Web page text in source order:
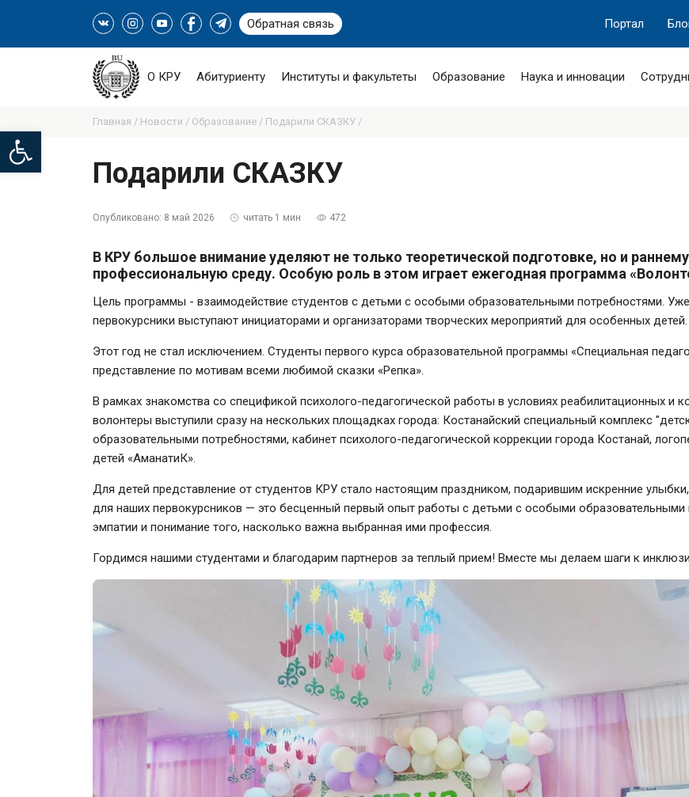
Open toolbar
Обратная связь Портал
О КРУ Абитуриенту Институты и факультеты Образование Наука и инновации
Главная / Новости / Образование / Подарили СКАЗКУ /
Подарили СКАЗКУ
Опубликовано: 8 май 2026 читать 1 мин 472
В КРУ большое внимание уделяют не только теоретической подготовке, но и
профессиональную среду. Особую роль в этом играет ежегодная программа
Цель программы - взаимодействие студентов с детьми с особыми образовательными потребностями.
первокурсники выступают инициаторами и организаторами творческих мероприятий для особенных детей.
Этот год не стал исключением. Студенты первого курса образовательной программы «Специальная
представление по мотивам всеми любимой сказки «Репка».
В рамках знакомства со спецификой психолого-педагогической работы в условиях реабилитационных и
волонтеры выступили сразу на нескольких площадках города: Костанайский специальный комплекс
образовательными потребностями, кабинет психолого-педагогической коррекции города Костанай,
детей «АманатиК».
Для детей представление от студентов КРУ стало настоящим праздником, подарившим искренние
для наших первокурсников — это бесценный первый опыт работы с детьми с особыми образовательными
эмпатии и понимание того, насколько важна выбранная ими профессия.
Гордимся нашими студентами и благодарим партнеров за теплый прием! Вместе мы делаем шаги к